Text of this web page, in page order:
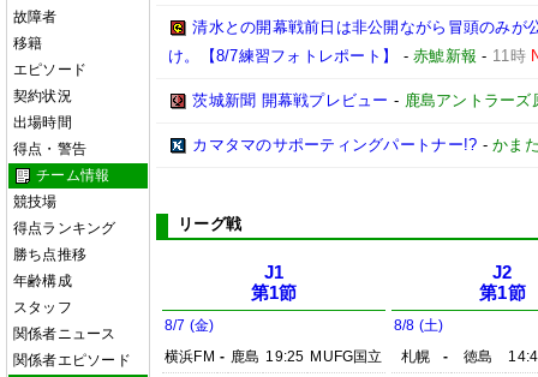
故障者
移籍
エピソード
契約状況
出場時間
得点・警告
チーム情報
競技場
得点ランキング
勝ち点推移
年齢構成
スタッフ
関係者ニュース
関係者エピソード
清水との開幕戦前日は非公開ながら冒頭のみが
け。【8/7練習フォトレポート】
-赤鯱新報 - 11時
茨城新聞 開幕戦プレビュー - 鹿島アントラーズ
カマタマのサポーティングパートナー!? -かま
リーグ戦
J1
第1節
8/7 (金)
横浜FM - 鹿島 19:25 MUFG国立
J2
第1節
8/8 (土)
札幌
- 徳島